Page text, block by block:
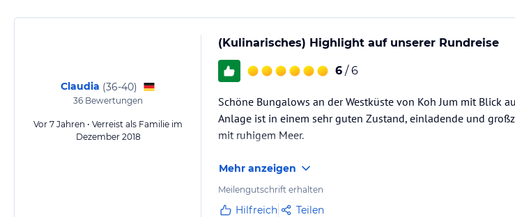
Claudia (36-40)
36 Bewertungen
Vor 7 Jahren • Verreist als Familie im
Dezember 2018
(Kulinarisches) Highlight auf unserer Rundreise
6 / 6
Schöne Bungalows an der Westküste von Koh Jum mit Blick
Anlage ist in einem sehr guten Zustand, einladende und
mit ruhigem Meer.
Mehr anzeigen
Meilengutschrift erhalten
Hilfreich Teilen